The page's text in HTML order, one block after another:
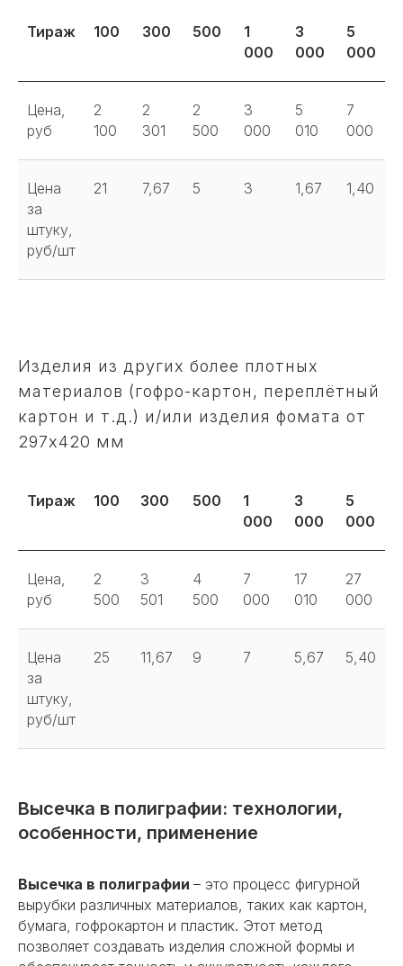
Тираж 100 300 500
1
000
3
000
5
000
Цена,
руб
2
100
2
301
2
500
3
000
5
010
7
000
Цена
за
штуку,
руб/шт
21 7,67 5 3 1,67 1,40
Изделия из других более плотных
материалов (гофро-картон, переплётный
картон и т.д.) и/или изделия фомата от
297х420 мм
Тираж 100 300 500
1
000
3
000
5
000
Цена,
руб
2
500
3
501
4
500
7
000
17
010
27
000
Цена
за
штуку,
руб/шт
25 11,67 9 7 5,67 5,40
Высечка в полиграфии: технологии,
особенности, применение
Высечка в полиграфии – это процесс фигурной
вырубки различных материалов, таких как картон,
бумага, гофрокартон и пластик. Этот метод
позволяет создавать изделия сложной формы и